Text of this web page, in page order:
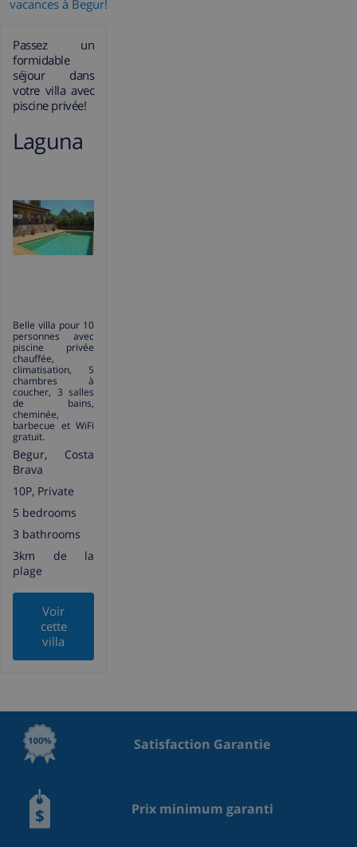
vacances à Begur!
Passez un
formidable
séjour dans
votre villa avec
piscine privée!
Laguna
Belle villa pour 10
personnes avec
piscine privée
chauffée,
climatisation, 5
chambres à
coucher, 3 salles
de bains,
cheminée,
barbecue et WiFi
gratuit.
Begur, Costa
Brava
10P, Private
5 bedrooms
3 bathrooms
3km de la
plage
Voir
cette
villa
Satisfaction Garantie
Prix minimum garanti